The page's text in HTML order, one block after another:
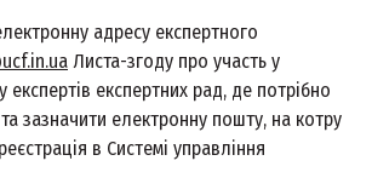
адресу експертного
Листа-згоду про участь у
експертів експертних рад, де потрібно
зазначити електронну пошту, на котру
в Системі управління